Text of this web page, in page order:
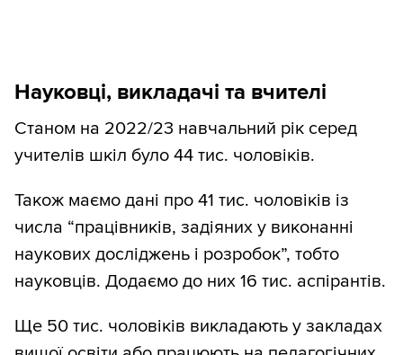
82%.
Далі оцінюємо кількість чоловіків
призовного віку з інвалідністю.
2,56 млн (загальна кількість людей з
інвалідністю) множимо на 57% (частка
чоловіків) і множимо на 82% (частка осіб
віком 18–59 років серед чоловіків, які
оформили інвалідність) —
млнчоловіків призовного віку з
розділ 2.7 (xls). Цей самий збірник за 2021
Науковці, викладачі та вчителі
Станом на 2022/23 навчальний рік серед
учителів шкіл було 44 тис. чоловіків.
Також маємо дані про 41 тис. чоловіків із
числа “працівників, задіяних у виконанні
наукових досліджень і розробок”, тобто
науковців. Додаємо до них 16 тис. аспірантів.
Ще 50 тис. чоловіків викладають у закладах